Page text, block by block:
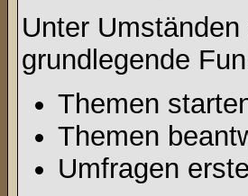
Unter
grundlegende
Themen
Themen
Umfragen